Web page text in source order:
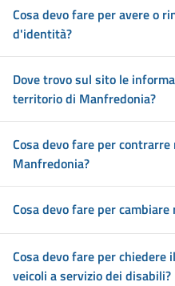
Cosa devo fare per avere o
d'identità?
Dove trovo sul sito le
territorio di Manfredonia?
Cosa devo fare per
Manfredonia?
Cosa devo fare per cambiare
Cosa devo fare per chiedere
veicoli a servizio dei disabili?